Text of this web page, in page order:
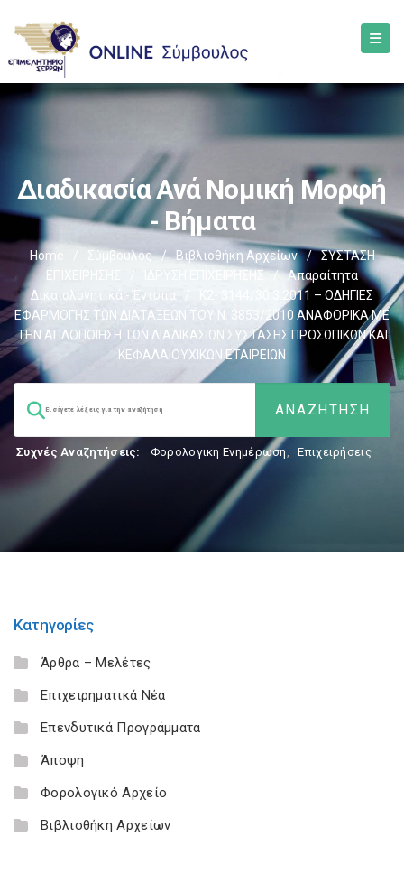
Διαδικασία Ανά Νομική Μορφή
- Βήματα
Home Σύμβουλος / Βιβλιοθήκη Αρχείων /
ΣΥΣΤΑΣΗ
ΕΠΙΧΕΙΡΗΣΗΣ
ΙΔΡΥΣΗ ΕΠΙΧΕΙΡΗΣΗΣ /
Απαραίτητα
Δικαιολογητικά - Έντυπα
Κ2- 3144/30.3.2011 – ΟΔΗΓΙΕΣ
ΕΦΑΡΜΟΓΗΣ ΤΩΝ ΔΙΑΤΑΞΕΩΝ ΤΟΥ Ν. 3853/2010 ΑΝΑΦΟΡΙΚΑ ΜΕ
ΤΗΝ ΑΠΛΟΠΟΙΗΣΗ ΤΩΝ ΔΙΑΔΙΚΑΣΙΩΝ ΣΥΣΤΑΣΗΣ ΠΡΟΣΩΠΙΚΩΝ ΚΑΙ
ΚΕΦΑΛΑΙΟΥΧΙΚΩΝ ΕΤΑΙΡΕΙΩΝ
Συχνές Αναζητήσεις: Φορολογικη Ενημέρωση, Επιχειρήσεις
Κατηγορίες
Άρθρα – Μελέτες
Επιχειρηματικά Νέα
Επενδυτικά Προγράμματα
Άποψη
Φορολογικό Αρχείο
Βιβλιοθήκη Αρχείων